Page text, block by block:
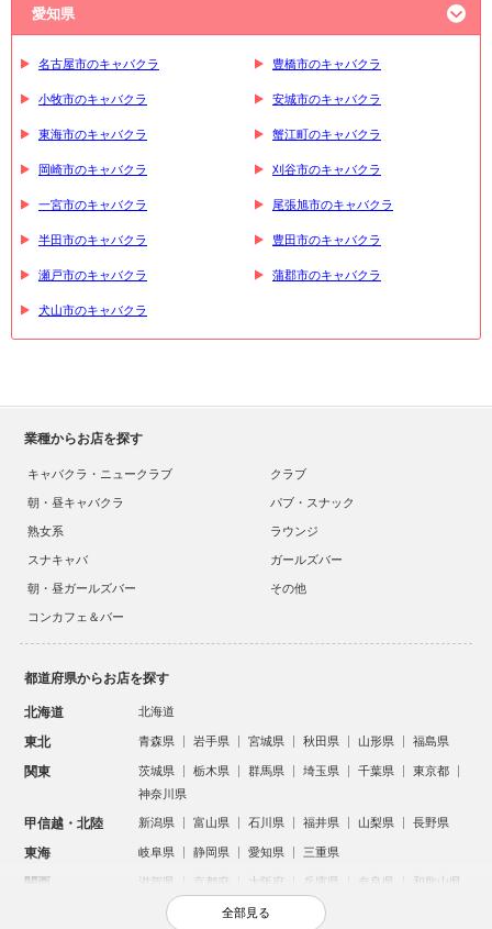
愛知県
名古屋市のキャバクラ 豊橋市のキャバクラ
小牧市のキャバクラ 安城市のキャバクラ
東海市のキャバクラ 蟹江町のキャバクラ
岡崎市のキャバクラ 刈谷市のキャバクラ
一宮市のキャバクラ 尾張旭市のキャバクラ
半田市のキャバクラ 豊田市のキャバクラ
瀬戸市のキャバクラ 蒲郡市のキャバクラ
犬山市のキャバクラ
業種からお店を探す
キャバクラ・ニュークラブ
クラブ
朝・昼キャバクラ
パブ・スナック
熟女系
ラウンジ
スナキャバ
ガールズバー
朝・昼ガールズバー
その他
コンカフェ＆バー
都道府県からお店を探す
北海道 北海道
東北 青森県 岩手県 宮城県 秋田県 山形県 福島県
関東 茨城県 栃木県 群馬県 埼玉県 千葉県
東京都
神奈川県
甲信越・北陸 新潟県 富山県 石川県 福井県 山梨県 長野県
東海 岐阜県 静岡県 愛知県 三重県
関西 滋賀県 京都府 大阪府 兵庫県 奈良県 和歌山県
鳥取県 島根県 岡山県 広島県
全部見る